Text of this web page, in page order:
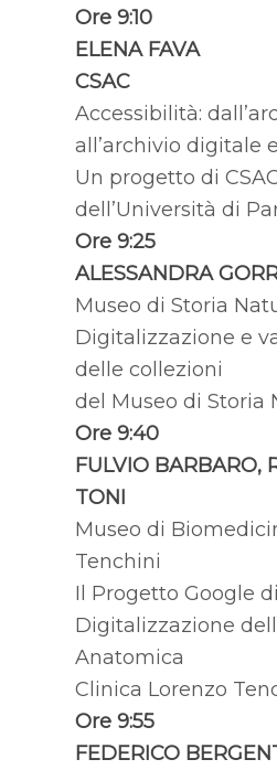
Ore 9:10
ELENA FAVA
CSAC
Accessibilità:
all’archivio digitale
Un progetto di
dell’Università di
Ore 9:25
ALESSANDRA
Museo di Storia
Digitalizzazione e
delle collezioni
del Museo di Storia
Ore 9:40
FULVIO BARBARO,
TONI
Museo di
Tenchini
Il Progetto Google di
Digitalizzazione
Anatomica
Clinica Lorenzo
Ore 9:55
FEDERICO